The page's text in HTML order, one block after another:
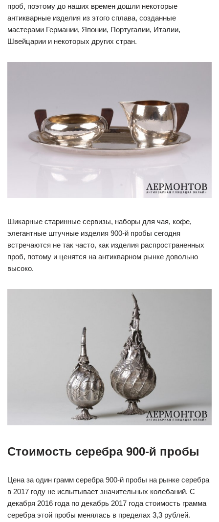
проб, поэтому до наших времен дошли некоторые
антикварные изделия из этого сплава, созданные
мастерами Германии, Японии, Португалии, Италии,
Швейцарии и некоторых других стран.
Шикарные старинные сервизы, наборы для чая, кофе,
элегантные штучные изделия 900-й пробы сегодня
встречаются не так часто, как изделия распространенных
проб, потому и ценятся на антикварном рынке довольно
высоко.
Стоимость серебра 900-й пробы
Цена за один грамм серебра 900-й пробы на рынке серебра
в 2017 году не испытывает значительных колебаний. С
декабря 2016 года по декабрь 2017 года стоимость грамма
серебра этой пробы менялась в пределах 3,3 рублей.